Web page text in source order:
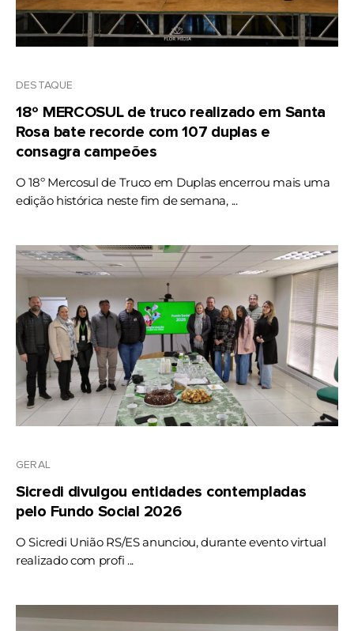
DESTAQUE
18º MERCOSUL de truco realizado em Santa
Rosa bate recorde com 107 duplas e
consagra campeões
O 18º Mercosul de Truco em Duplas encerrou mais uma
edição histórica neste fim de semana, ...
GERAL
Sicredi divulgou entidades contempladas
pelo Fundo Social 2026
O Sicredi União RS/ES anunciou, durante evento virtual
realizado com profi ...